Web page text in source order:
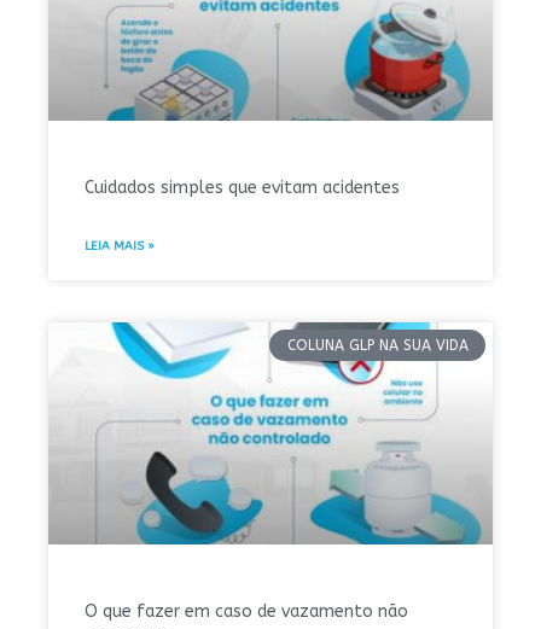
Cuidados simples que evitam acidentes
LEIA MAIS »
COLUNA GLP NA SUA VIDA
O que fazer em caso de vazamento não